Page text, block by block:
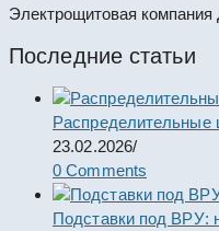
Электрощитовая
Последние статьи
Распределительные
23.02.2026/
0 Comments
Подставки под ВРУ: